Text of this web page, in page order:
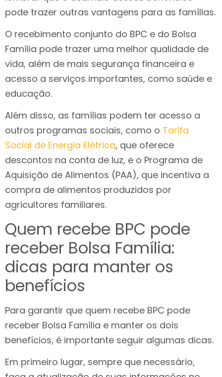
pode trazer outras vantagens para as famílias.
O recebimento conjunto do BPC e do Bolsa
Família pode trazer uma melhor qualidade de
vida, além de mais segurança financeira e
acesso a serviços importantes, como saúde e
educação.
Além disso, as famílias podem ter acesso a
outros programas sociais, como o Tarifa
Social de Energia Elétrica, que oferece
descontos na conta de luz, e o Programa de
Aquisição de Alimentos (PAA), que incentiva a
compra de alimentos produzidos por
agricultores familiares.
Quem recebe BPC pode
receber Bolsa Família:
dicas para manter os
benefícios
Para garantir que quem recebe BPC pode
receber Bolsa Família e manter os dois
benefícios, é importante seguir algumas dicas.
Em primeiro lugar, sempre que necessário,